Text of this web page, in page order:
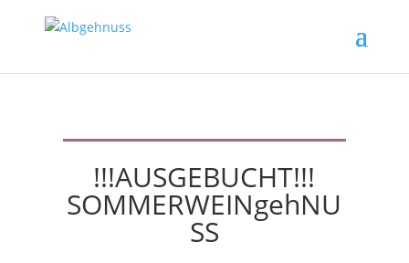
!!!AUSGEBUCHT!!!
SOMMERWEINgehNU
SS